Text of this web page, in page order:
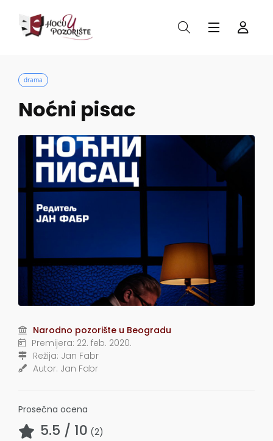
drama
Noćni pisac
Narodno pozorište u Beogradu
Premijera: 22. feb. 2020.
Režija: Jan Fabr
Autor: Jan Fabr
Prosečna ocena
5.5 / 10 (2)